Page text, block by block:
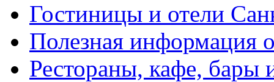
Гостиницы и отели
Полезная информация
Рестораны, кафе, бары